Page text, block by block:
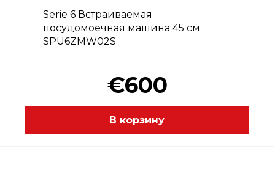
Serie 6 Встраиваемая
посудомоечная машина 45 см
SPU6ZMW02S
€600
В корзину